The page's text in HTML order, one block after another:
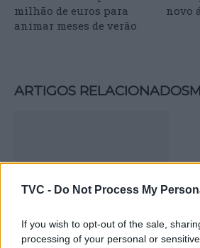
TVC - Do Not Process My
If you wish to opt-out of the sale,
processing of your personal or
milhão de euros para
animar meses de verão
novo
ARTIGOS RELACIONADOS